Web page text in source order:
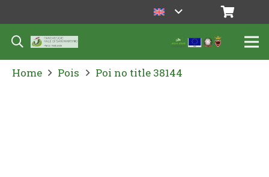
Home Pois Poi no title 38144